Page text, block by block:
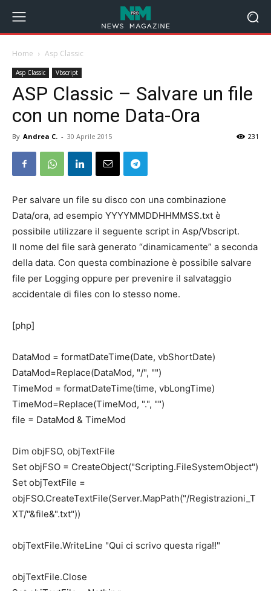
Home Asp Classic
Asp Classic Vbscript
ASP Classic – Salvare un file
con un nome Data-Ora
By Andrea C. - 30 Aprile 2015 231
Per salvare un file su disco con una combinazione
Data/ora, ad esempio YYYYMMDDHHMMSS.txt è
possibile utilizzare il seguente script in Asp/Vbscript.
Il nome del file sarà generato “dinamicamente” a seconda
della data. Con questa combinazione è possibile salvare
file per Logging oppure per prevenire il salvataggio
accidentale di files con lo stesso nome.
[php]
DataMod = formatDateTime(Date, vbShortDate)
DataMod=Replace(DataMod, "/", "")
TimeMod = formatDateTime(time, vbLongTime)
TimeMod=Replace(TimeMod, ".", "")
file = DataMod & TimeMod
Dim objFSO, objTextFile
Set objFSO = CreateObject("Scripting.FileSystemObject")
Set objTextFile =
objFSO.CreateTextFile(Server.MapPath("/Registrazioni_T
XT/"&file&".txt"))
objTextFile.WriteLine "Qui ci scrivo questa riga!!"
objTextFile.Close